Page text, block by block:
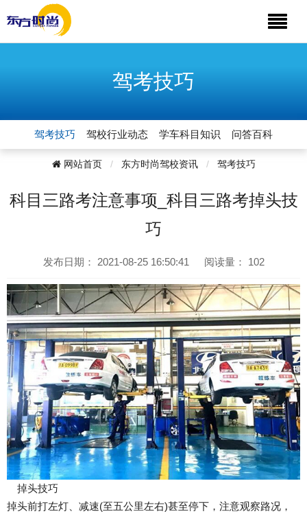
驾考技巧
驾考技巧 驾校行业动态 学车科目知识 问答百科
网站首页 东方时尚驾校资讯 驾考技巧
科目三路考注意事项_科目三路考掉头技
巧
发布日期： 2021-08-25 16:50:41 阅读量： 102
掉头技巧
掉头前打左灯、减速(至五公里左右)甚至停下，注意观察路况，